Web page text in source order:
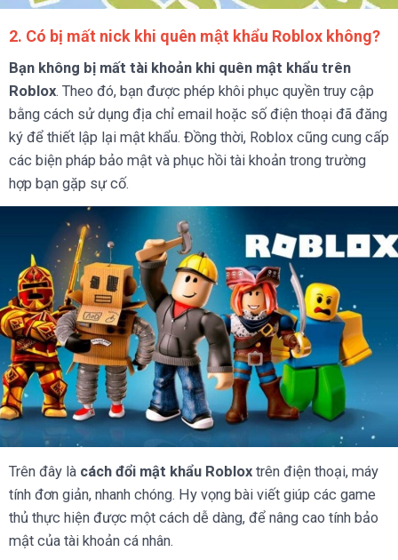
2. Có bị mất nick khi quên mật khẩu Roblox không?
Bạn không bị mất tài khoản khi quên mật khẩu trên
Roblox. Theo đó, bạn được phép khôi phục quyền truy cập
bằng cách sử dụng địa chỉ email hoặc số điện thoại đã đăng
ký để thiết lập lại mật khẩu. Đồng thời, Roblox cũng cung cấp
các biện pháp bảo mật và phục hồi tài khoản trong trường
hợp bạn gặp sự cố.
Trên đây là cách đổi mật khẩu Roblox trên điện thoại, máy
tính đơn giản, nhanh chóng. Hy vọng bài viết giúp các game
thủ thực hiện được một cách dễ dàng, để nâng cao tính bảo
mật của tài khoản cá nhân.